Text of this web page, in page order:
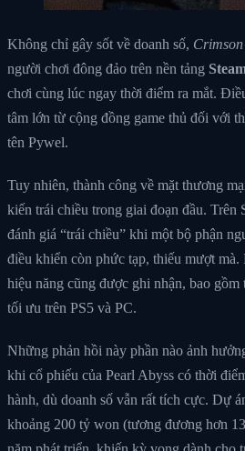
Không chỉ gây sốt về doanh số,
người chơi đông đảo trên nền tảng
chơi cùng lúc ngay thời điểm ra mắt.
tâm lớn từ cộng đồng game thủ đối với
tên Pywel.
Tuy nhiên, thành công về mặt thương
kiến trái chiều trong giai đoạn đầu. Trên
đánh giá “trái chiều” khi một bộ phận
điều khiển còn phức tạp, thiếu mượt mà.
hiệu năng cũng được ghi nhận, bao
tối ưu trên PS5 và PC.
Những phản hồi này phần nào ảnh
khi cổ phiếu của Pearl Abyss có thời
hành, dù doanh số vẫn rất tích cực. Dự
khoảng 200 tỷ won (tương đương hơn